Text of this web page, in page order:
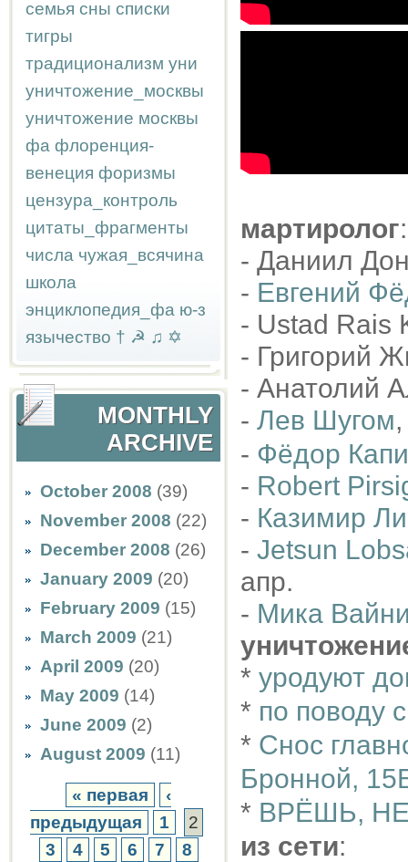
семья сны списки
тигры
традиционализм уни
уничтожение_москвы
уничтожение москвы
фа флоренция-
венеция форизмы
цензура_контроль
цитаты_фрагменты
числа чужая_всячина
школа
энциклопедия_фа ю-з
язычество † ☭ ♫ ✡
MONTHLY
ARCHIVE
October 2008 (39)
November 2008 (22)
December 2008 (26)
January 2009 (20)
February 2009 (15)
March 2009 (21)
April 2009 (20)
May 2009 (14)
June 2009 (2)
August 2009 (11)
« первая
‹
предыдущая
1
2
3
4 5 6 7
8
мартиролог:
- Даниил
- Евгений
- Ustad Rais
- Григорий
- Анатолий
- Лев Шугом
- Фёдор
- Robert
- Казимир
- Jetsun
апр.
- Мика
* уродуют
* по поводу
* Снос
Бронной,
* ВРЁШЬ,
из сети: